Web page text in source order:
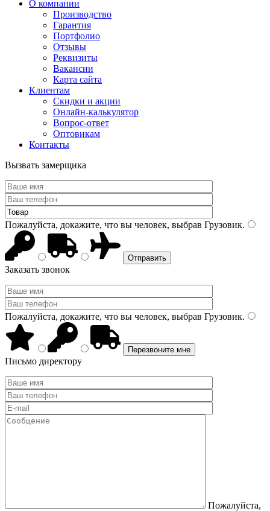
О компании
Производство
Гарантия
Портфолио
Отзывы
Реквизиты
Вакансии
Карта сайта
Клиентам
Скидки и акции
Онлайн-калькулятор
Вопрос-ответ
Оптовикам
Контакты
Вызвать замерщика
Пожалуйста, докажите, что вы человек, выбрав Грузовик.
Заказать звонок
Пожалуйста, докажите, что вы человек, выбрав Грузовик.
Письмо директору
Пожалуйста,